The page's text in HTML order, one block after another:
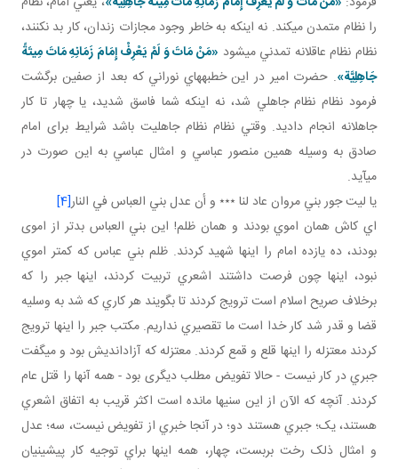
را نظام متمدن مي کند. نه اينکه به خاطر وجود مجازات زندان، کار بد نکنند،
نظام نظام عاقلانه تمدني مي شود «مَنْ مَاتَ وَ لَمْ يَعْرِفْ إِمَامَ زَمَانِهِ مَاتَ مِيتَةً
جَاهِلِيَّة». حضرت امير در اين خطبه هاي نوراني که بعد از صفين برگشت
فرمود نظام نظام جاهلي شد، نه اينکه شما فاسق شديد، يا چهار تا کار
جاهلانه انجام داديد. وقتي نظام نظام جاهليت باشد شرايط برای امام
صادق به وسيله همين منصور عباسي و امثال عباسي به اين صورت در
مي آيد.
يا ليت جور بني مروان عاد لنا ٭٭٭ و أن عدل بني العباس في النار[4]
اي کاش همان اموي بودند و همان ظلم! اين بني العباس بدتر از اموی
بودند، ده يازده امام را اينها شهيد کردند. ظلم بني عباس که کمتر اموي
نبود، اينها چون فرصت داشتند اشعري تربيت کردند، اينها جبر را که
برخلاف صريح اسلام است ترويج کردند تا بگويند هر کاري که شد به وسليه
قضا و قدر شد کار خدا است ما تقصيري نداريم. مکتب جبر را اينها ترويج
کردند معتزله را اينها قلع و قمع کردند. معتزله که آزادانديش بود و مي گفت
جبري در کار نيست - حالا تفويض مطلب ديگری بود - همه آنها را قتل عام
کردند. آنچه که الآن از اين سني ها مانده است اکثر قريب به اتفاق اشعري
هستند، يک؛ جبري هستند دو؛ در آنجا خبري از تفويض نيست، سه؛ عدل
و امثال ذلک رخت بربست، چهار، همه اينها براي توجيه کار پيشينيان